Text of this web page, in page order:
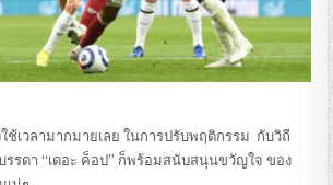
ช้เวลามากมายเลย ในการปรับพฤติกรรม กับวิถี
รดา “เดอะ ค็อป” ก็พร้อมสนับสนุนขวัญใจ ของ